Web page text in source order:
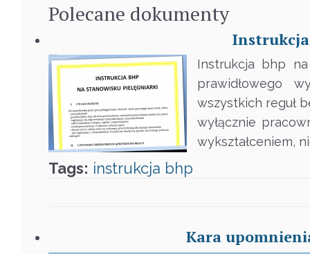
Polecane dokumenty
Instrukcja bhp
prawidłowego
wszystkich reguł
wyłącznie
wykształceniem,
Tags: instrukcja bhp
Kara